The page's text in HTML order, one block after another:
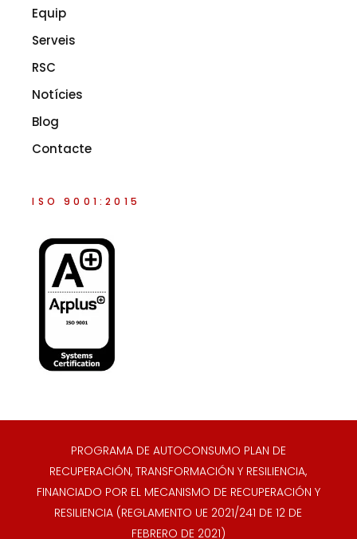
Equip
Serveis
RSC
Notícies
Blog
Contacte
ISO 9001:2015
PROGRAMA DE AUTOCONSUMO PLAN DE
RECUPERACIÓN, TRANSFORMACIÓN Y RESILIENCIA,
FINANCIADO POR EL MECANISMO DE RECUPERACIÓN Y
RESILIENCIA (REGLAMENTO UE 2021/241 DE 12 DE
FEBRERO DE 2021)